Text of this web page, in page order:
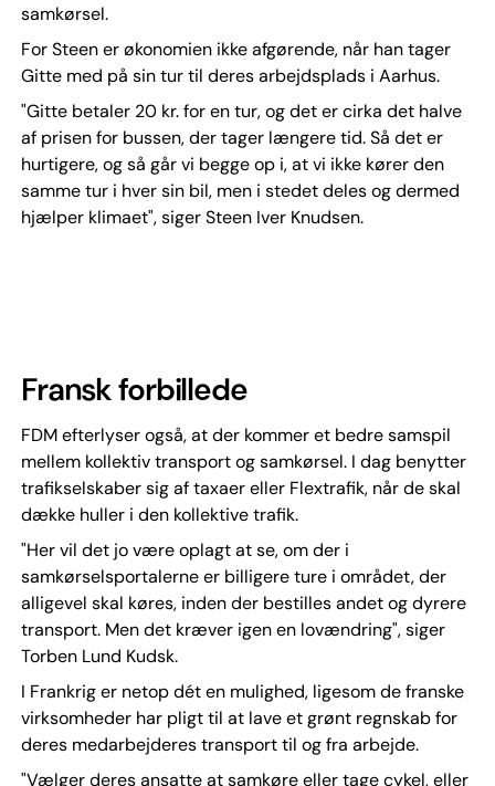
samkørsel.
For Steen er økonomien ikke afgørende, når han tager
Gitte med på sin tur til deres arbejdsplads i Aarhus.
"Gitte betaler 20 kr. for en tur, og det er cirka det halve
af prisen for bussen, der tager længere tid. Så det er
hurtigere, og så går vi begge op i, at vi ikke kører den
samme tur i hver sin bil, men i stedet deles og dermed
hjælper klimaet", siger Steen Iver Knudsen.
Fransk forbillede
FDM efterlyser også, at der kommer et bedre samspil
mellem kollektiv transport og samkørsel. I dag benytter
trafikselskaber sig af taxaer eller Flextrafik, når de skal
dække huller i den kollektive trafik.
"Her vil det jo være oplagt at se, om der i
samkørselsportalerne er billigere ture i området, der
alligevel skal køres, inden der bestilles andet og dyrere
transport. Men det kræver igen en lovændring", siger
Torben Lund Kudsk.
I Frankrig er netop dét en mulighed, ligesom de franske
virksomheder har pligt til at lave et grønt regnskab for
deres medarbejderes transport til og fra arbejde.
"Vælger deres ansatte at samkøre eller tage cykel, eller